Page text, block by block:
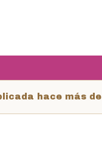
hace más de